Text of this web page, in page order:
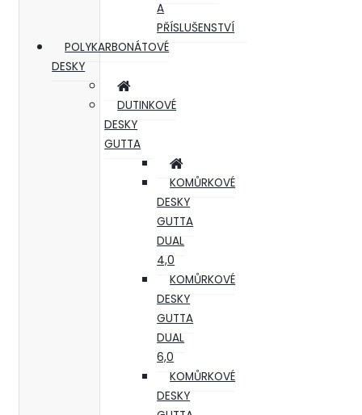
A
PŘÍSLUŠENSTVÍ
POLYKARBONÁTOVÉ
DESKY
DUTINKOVÉ
DESKY
GUTTA
KOMŮRKOVÉ
DESKY
GUTTA
DUAL
4,0
KOMŮRKOVÉ
DESKY
GUTTA
DUAL
6,0
KOMŮRKOVÉ
DESKY